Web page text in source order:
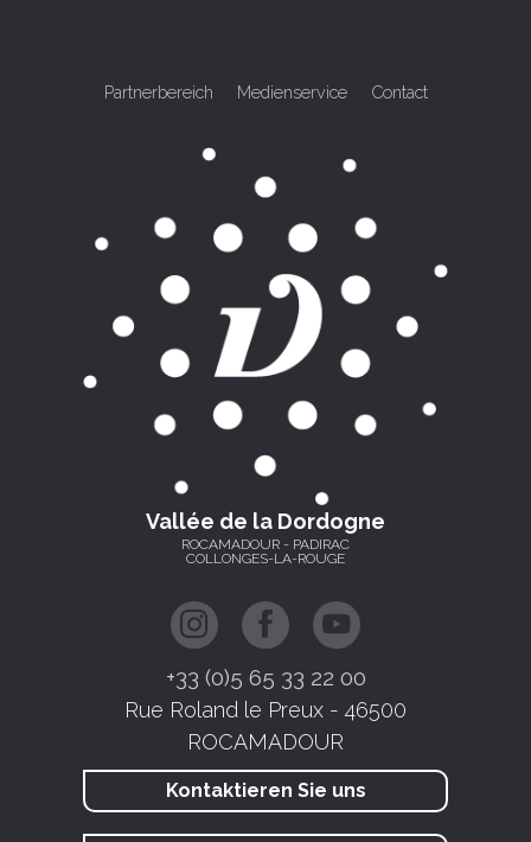
Partnerbereich Medienservice Contact
Vallée de la Dordogne
ROCAMADOUR - PADIRAC
COLLONGES-LA-ROUGE
+33 (0)5 65 33 22 00
Rue Roland le Preux - 46500
ROCAMADOUR
Kontaktieren Sie uns